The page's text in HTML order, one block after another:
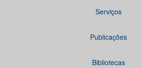
Serviços
Publicações
Bibliotecas